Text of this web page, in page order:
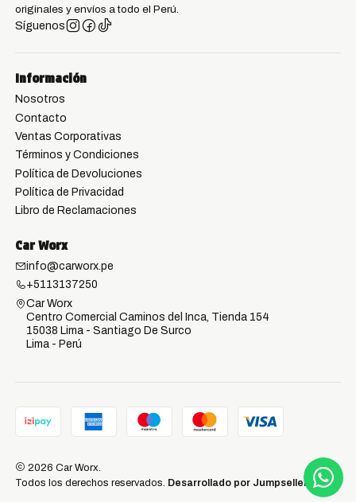
originales y envíos a todo el Perú.
Síguenos
Información
Nosotros
Contacto
Ventas Corporativas
Términos y Condiciones
Política de Devoluciones
Política de Privacidad
Libro de Reclamaciones
Car Worx
info@carworx.pe
+5113137250
Car Worx
Centro Comercial Caminos del Inca, Tienda 154
15038 Lima - Santiago De Surco
Lima - Perú
2026 Car Worx.
Todos los derechos reservados. Desarrollado por Jumpseller